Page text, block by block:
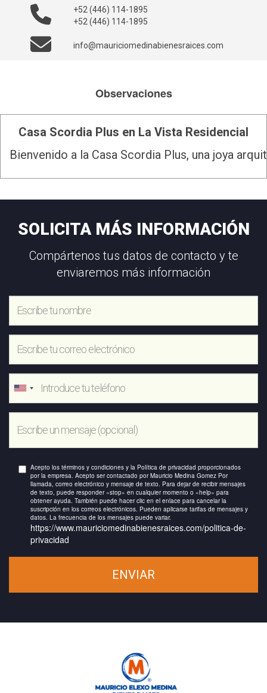
+52 (446) 114-1895
+52 (446) 114-1895
info@mauriciomedinabienesraices.com
Observaciones
Casa Scordia Plus en La Vista Residencial
Bienvenido a la Casa Scordia Plus, una joya
SOLICITA MÁS INFORMACIÓN
Compártenos tus datos de contacto y te
enviaremos más información
Acepto los términos y condiciones y la Política de privacidad proporcionados
por la empresa. Acepto ser contactado por Mauricio Medina Gomez Por
llamada, correo electrónico y mensaje de texto. Para dejar de recibir mensajes
de texto, puede responder «stop» en cualquier momento o «help» para
obtener ayuda. También puede hacer clic en el enlace para cancelar la
suscripción en los correos electrónicos. Pueden aplicarse tarifas de mensajes y
datos. La frecuencia de los mensajes puede variar.
https://www.mauriciomedinabienesraices.com/politica-de-
privacidad
ENVIAR